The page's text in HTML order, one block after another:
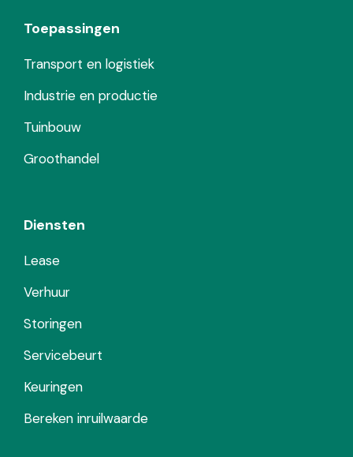
Toepassingen
Transport en logistiek
Industrie en productie
Tuinbouw
Groothandel
Diensten
Lease
Verhuur
Storingen
Servicebeurt
Keuringen
Bereken inruilwaarde